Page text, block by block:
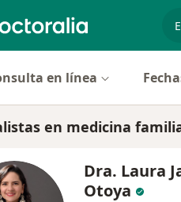
en línea
en medicina
Dra. Laura
Otoya